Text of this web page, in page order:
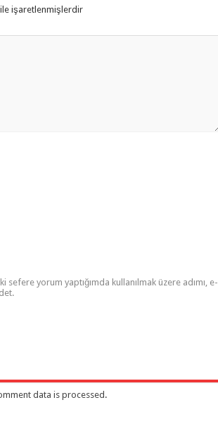
ile işaretlenmişlerdir
sefere yorum yaptığımda kullanılmak üzere adımı, e-
data is processed .